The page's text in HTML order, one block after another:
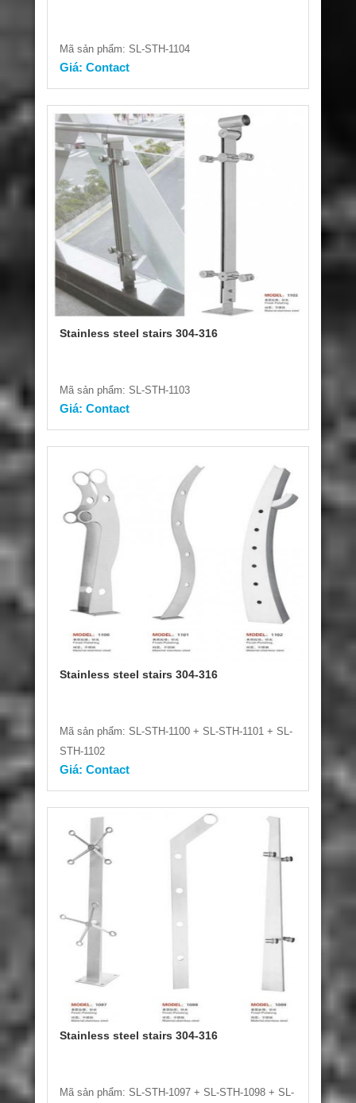
Mã sản phẩm: SL-STH-1104
Giá: Contact
Stainless steel stairs 304-316
Mã sản phẩm: SL-STH-1103
Giá: Contact
Stainless steel stairs 304-316
Mã sản phẩm: SL-STH-1100 + SL-STH-1101 + SL-
STH-1102
Giá: Contact
Stainless steel stairs 304-316
Mã sản phẩm: SL-STH-1097 + SL-STH-1098 + SL-